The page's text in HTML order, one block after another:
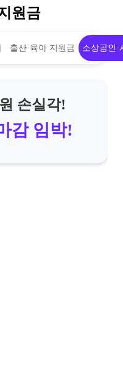
원금
출산·육아 지원금 소상공인·
손실각!
감 임박!